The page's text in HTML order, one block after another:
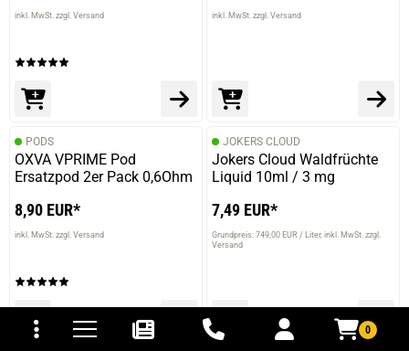
0
und Versandkosten
inkl. MwSt. zzgl. Versand inkl. MwSt. zzgl. Versand
PODS
OXVA VPRIME Pod
Ersatzpod 2er Pack 0,6Ohm
8,90 EUR*
inkl. MwSt. zzgl. Versand
JOKERS CLOUD
Jokers Cloud Waldfrüchte
Liquid 10ml / 3 mg
7,49 EUR*
Grundpreis: 749,00 EUR / Liter inkl. MwSt. zzgl.
Versand